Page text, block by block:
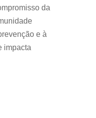
da
e à
impacta